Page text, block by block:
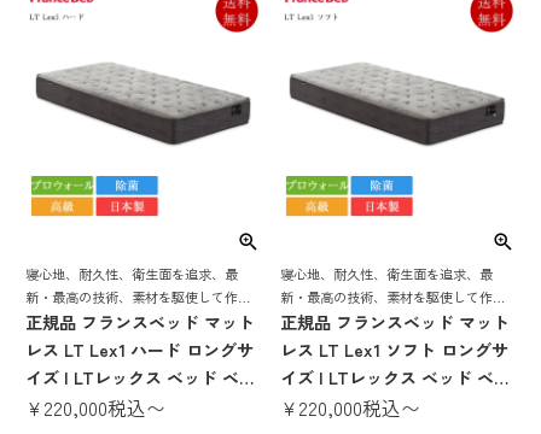
ドダブル クイーン セミシング
ドダブル クイーン セミシング
寝心地、耐久性、衛生面を追求、最
新・最高の技術、素材を駆使して作り
上げた フランスベッドの「顔」となる
マットレス
正規品 フランスベッド マット
レス LT Lex1 ハード ロングサ
イズ | LTレックス ベッド ベッ
ドマットレス 高級マットレス
¥220,000税込〜
寝心地、耐久性、衛生面を追求、最
新・最高の技術、素材を駆使して作り
上げた フランスベッドの「顔」となる
マットレス
正規品 フランスベッド マット
レス LT Lex1 ソフト ロングサ
イズ | LTレックス ベッド ベッ
ドマットレス 高級マットレス
¥220,000税込〜